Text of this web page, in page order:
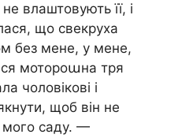
влаштовують її, і
що свекруха
без мене, у мене,
мотороաна тря
чоловікові і
щоб він не
мого саду. —